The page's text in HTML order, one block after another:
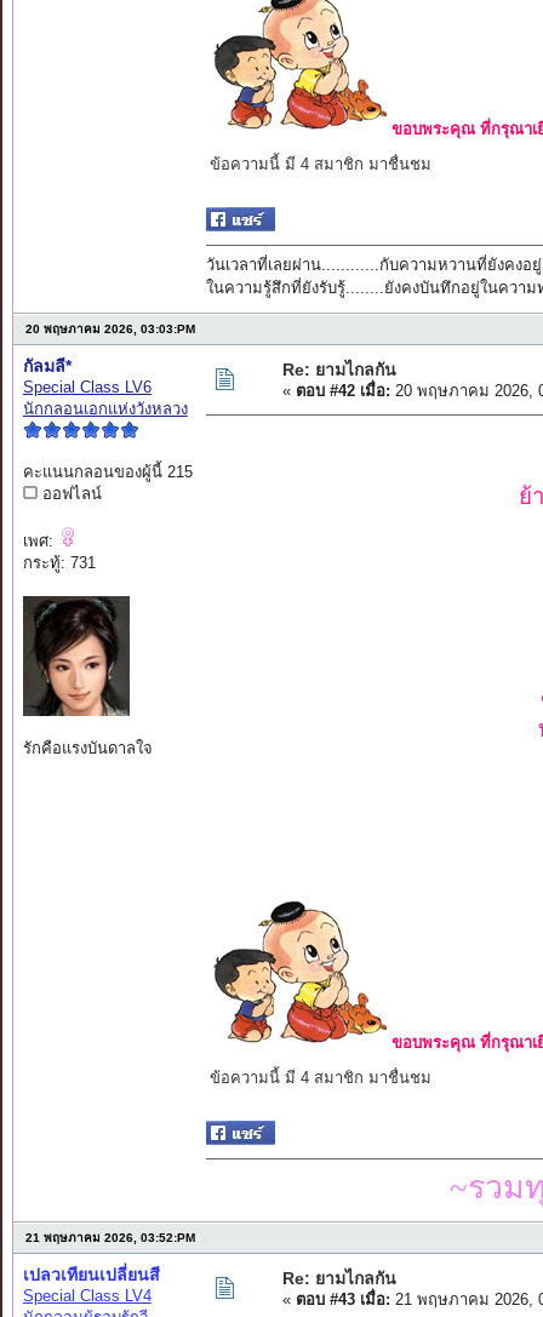
ขอบพระคุณ ที่กรุณาเ
ข้อความนี้ มี 4 สมาชิก มาชื่นชม
วันเวลาที่เลยผ่าน............กับความหวานที่ยังคงอยู่
ในความรู้สึกที่ยังรับรู้........ยังคงบันทึกอยู่ในความ
20 พฤษภาคม 2026, 03:03:PM
กัลมลี*
Special Class LV6
นักกลอนเอกแห่งวังหลวง
คะแนนกลอนของผู้นี้ 215
ออฟไลน์
เพศ:
กระทู้: 731
รักคือแรงบันดาลใจ
Re: ยามไกลกัน
« ตอบ #42 เมื่อ: 20 พฤษภาคม 2026,
ย้
ขอบพระคุณ ที่กรุณาเ
ข้อความนี้ มี 4 สมาชิก มาชื่นชม
~รวม
21 พฤษภาคม 2026, 03:52:PM
เปลวเทียนเปลี่ยนสี
Special Class LV4
Re: ยามไกลกัน
« ตอบ #43 เมื่อ: 21 พฤษภาคม 2026,